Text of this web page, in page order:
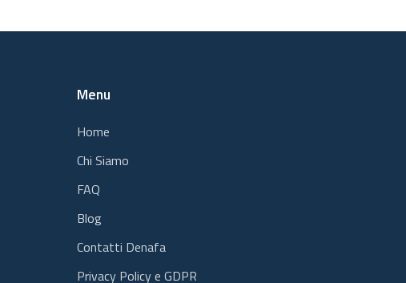
Menu
Home
Chi Siamo
FAQ
Blog
Contatti Denafa
Privacy Policy e GDPR